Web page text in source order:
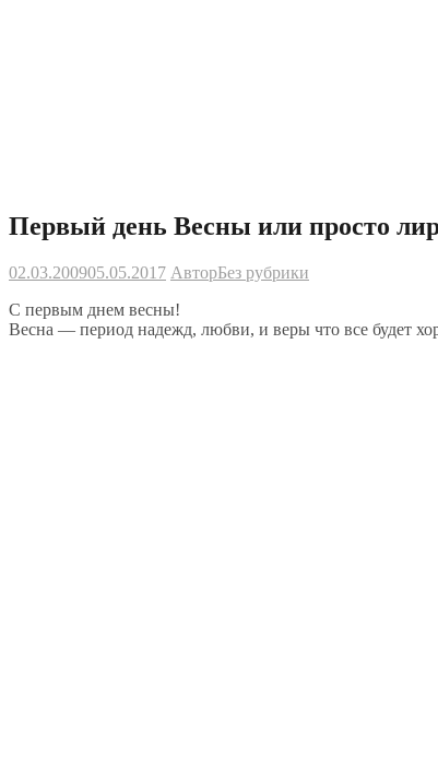
Первый день Весны или просто
02.03.200905.05.2017 АвторБез рубрики
С первым днем весны!
Весна — период надежд, любви, и веры что все будет